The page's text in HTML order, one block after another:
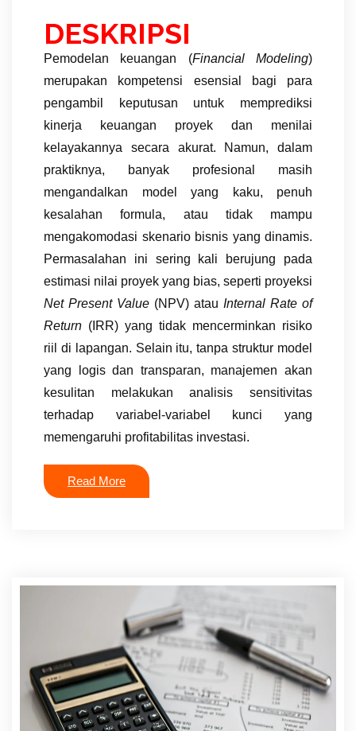
DESKRIPSI
Pemodelan keuangan (Financial Modeling)
merupakan kompetensi esensial bagi para
pengambil keputusan untuk memprediksi
kinerja keuangan proyek dan menilai
kelayakannya secara akurat. Namun, dalam
praktiknya, banyak profesional masih
mengandalkan model yang kaku, penuh
kesalahan formula, atau tidak mampu
mengakomodasi skenario bisnis yang dinamis.
Permasalahan ini sering kali berujung pada
estimasi nilai proyek yang bias, seperti proyeksi
Net Present Value (NPV) atau Internal Rate of
Return (IRR) yang tidak mencerminkan risiko
riil di lapangan. Selain itu, tanpa struktur model
yang logis dan transparan, manajemen akan
kesulitan melakukan analisis sensitivitas
terhadap variabel-variabel kunci yang
memengaruhi profitabilitas investasi.
Read More